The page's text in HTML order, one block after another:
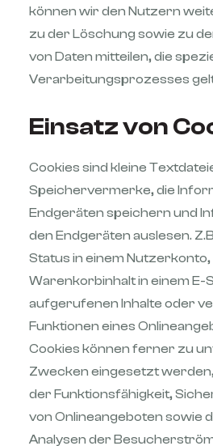
können wir den Nutzern
zu der Löschung sowie zu
von Daten mitteilen, die
Verarbeitungsprozesses
Einsatz von
Cookies sind kleine
Speichervermerke, die
Endgeräten speichern und
den Endgeräten auslesen.
Status in einem Nutzerkonto,
Warenkorbinhalt in einem E-
aufgerufenen Inhalte oder
Funktionen eines
Cookies können ferner zu
Zwecken eingesetzt
der Funktionsfähigkeit,
von Onlineangeboten sowie
Analysen der